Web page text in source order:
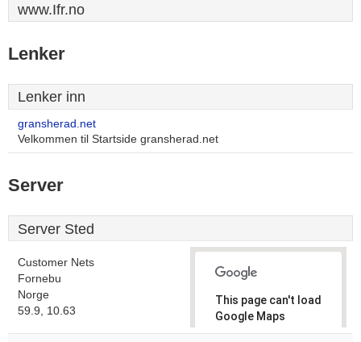
www.Ifr.no
Lenker
Lenker inn
gransherad.net
Velkommen til Startside gransherad.net
Server
Server Sted
Customer Nets
Fornebu
Norge
59.9, 10.63
This page can't load
Google Maps
correctly.